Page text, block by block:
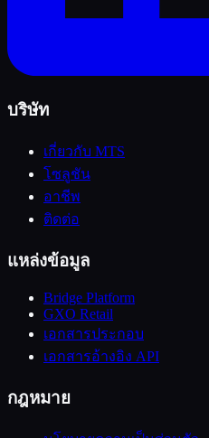
บริษัท
เกี่ยวกับ MTS
โซลูชัน
อาชีพ
ติดต่อ
แหล่งข้อมูล
Bridge Platform
GXO Retail
เอกสารประกอบ
เอกสารอ้างอิง API
กฎหมาย